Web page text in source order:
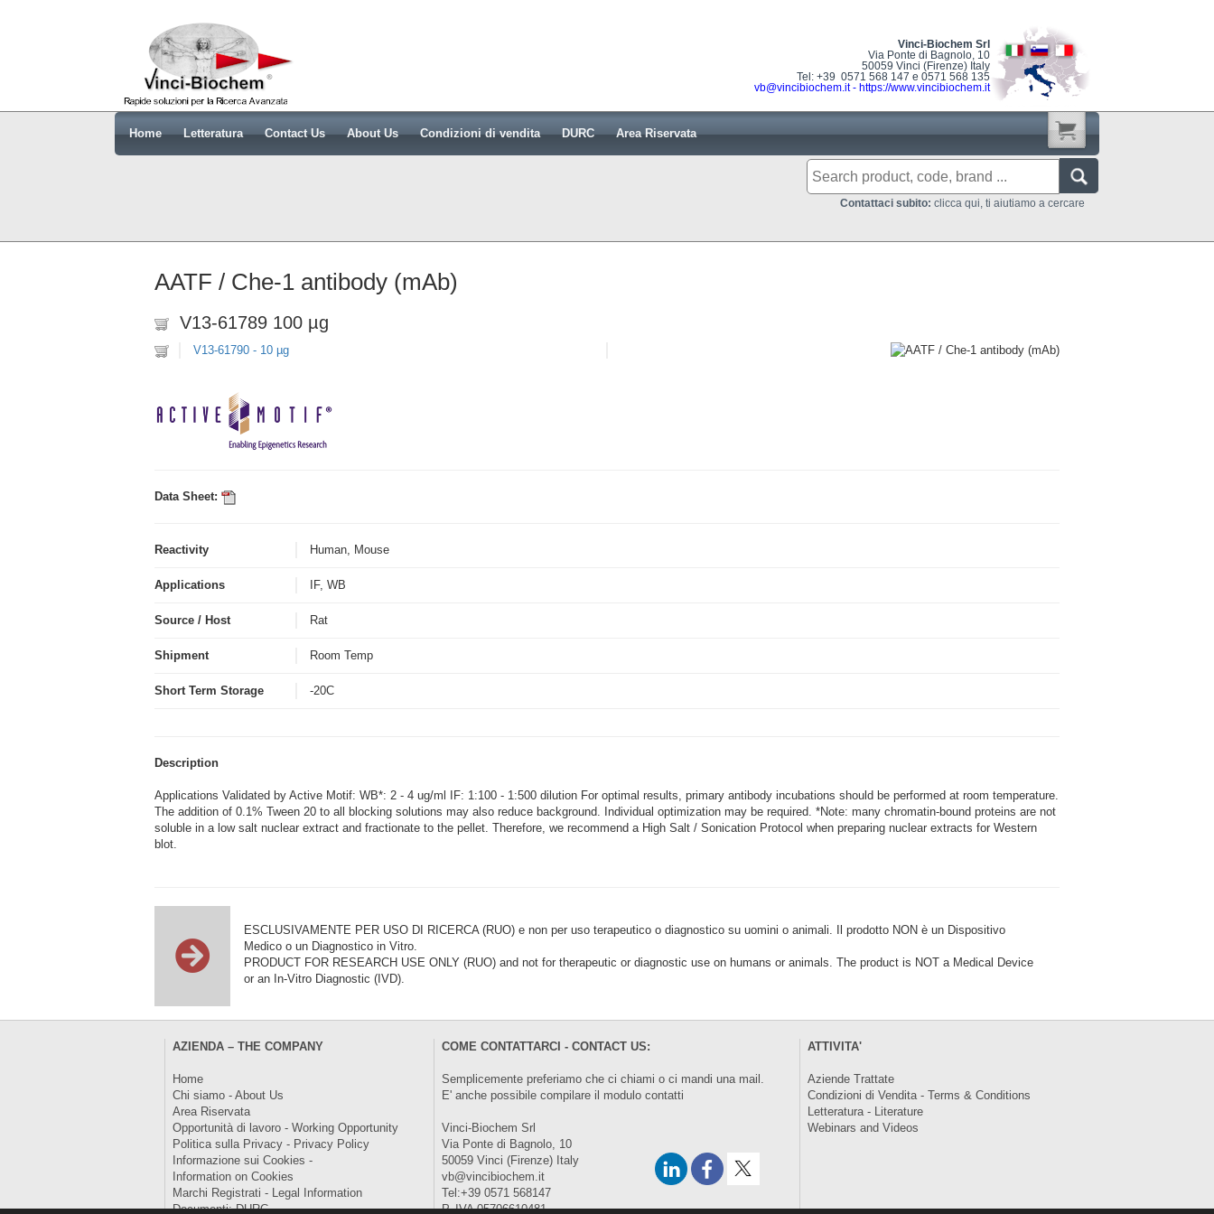
Vinci-Biochem Srl
Via Ponte di Bagnolo, 10
50059 Vinci (Firenze) Italy
Tel: +39 0571 568 147 e 0571 568 135
vb@vincibiochem.it- https://www.vincibiochem.it
Home Letteratura Contact Us About Us Condizioni di vendita DURC Area Riservata
Contattaci subito: clicca qui, ti aiutiamo a cercare
AATF / Che-1 antibody (mAb)
V13-61789 100 µg
V13-61790 - 10 µg
Data Sheet:
Reactivity Human, Mouse
Applications IF, WB
Source / Host Rat
Shipment Room Temp
Short Term Storage -20C
Description
Applications Validated by Active Motif: WB*: 2 - 4 ug/ml IF: 1:100 - 1:500 dilution For optimal results, primary antibody incubations should be performed at room temperature.
The addition of 0.1% Tween 20 to all blocking solutions may also reduce background. Individual optimization may be required. *Note: many chromatin-bound proteins are not
soluble in a low salt nuclear extract and fractionate to the pellet. Therefore, we recommend a High Salt / Sonication Protocol when preparing nuclear extracts for Western
blot.
ESCLUSIVAMENTE PER USO DI RICERCA (RUO) e non per uso terapeutico o diagnostico su uomini o animali. Il prodotto NON è un Dispositivo
Medico o un Diagnostico in Vitro.
PRODUCT FOR RESEARCH USE ONLY (RUO) and not for therapeutic or diagnostic use on humans or animals. The product is NOT a Medical Device
or an In-Vitro Diagnostic (IVD).
AZIENDA – THE COMPANY
Home
Chi siamo - About Us
Area Riservata
Opportunità di lavoro - Working Opportunity
Politica sulla Privacy - Privacy Policy
Informazione sui Cookies -
Information on Cookies
Marchi Registrati - Legal Information
Documenti: DURC
COME CONTATTARCI - CONTACT US:
Semplicemente preferiamo che ci chiami o ci mandi una mail.
E' anche possibile compilare il modulocontatti
Vinci-Biochem Srl
Via Ponte di Bagnolo, 10
50059 Vinci (Firenze) Italy
vb@vincibiochem.it
Tel:+39 0571 568147
P. IVA 05706610481
ATTIVITA'
Aziende Trattate
Condizioni di Vendita - Terms & Conditions
Letteratura - Literature
Webinars and Videos